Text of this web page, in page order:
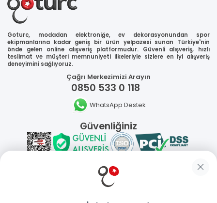
Goturc, modadan elektroniğe, ev dekorasyonundan spor
ekipmanlarına kadar geniş bir ürün yelpazesi sunan Türkiye'nin
önde gelen online alışveriş platformudur. Güvenli alışveriş, hızlı
teslimat ve müşteri memnuniyeti ilkeleriyle sizlere en iyi alışveriş
deneyimini sağlıyoruz.
Çağrı Merkezimizi Arayın
0850 533 0 118
WhatsApp Destek
Güvenliğiniz
Sosyal Medya